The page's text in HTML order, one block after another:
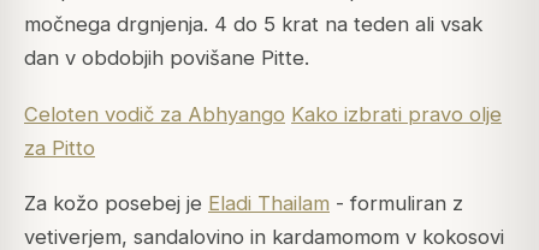
močnega drgnjenja. 4 do 5 krat na teden ali vsak
dan v obdobjih povišane Pitte.
Celoten vodič za Abhyango Kako izbrati pravo olje
za Pitto
Za kožo posebej je Eladi Thailam - formuliran z
vetiverjem, sandalovino in kardamomom v kokosovi